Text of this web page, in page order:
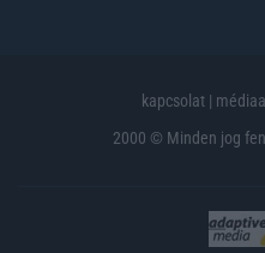
kapcsolat |
2000 © Minden jog